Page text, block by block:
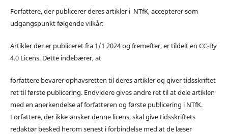
Forfattere, der publicerer deres artikler i NTfK, accepterer som
udgangspunkt følgende vilkår:
Artikler der er publiceret fra 1/1 2024 og fremefter, er tildelt en CC-By
4.0 Licens. Dette indebærer, at
forfattere bevarer ophavsretten til deres artikler og giver tidsskriftet
ret til første publicering. Endvidere gives andre ret til at dele artiklen
med en anerkendelse af forfatteren og første publicering i NTfK.
Forfattere, der ikke ønsker denne licens, skal give tidsskriftets
redaktør besked herom senest i forbindelse med at de læser